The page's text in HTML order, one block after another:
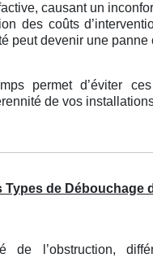
causant un
des coûts
peut devenir une panne
permet d’éviter
de vos
Types de Débouchage
de l’obstruction,